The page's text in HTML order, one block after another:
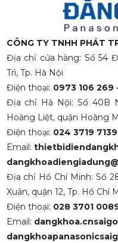
CÔNG TY TNHH PHÁT
Địa chỉ cửa hàng: Số 54
Trì, Tp. Hà Nội
Điện thoại: 0973 106
Địa chỉ Hà Nội: Số 40B
Hoàng Liệt, quận Hoàng
Điện thoại: 024 3719
Email:
Địa chỉ Hồ Chí Minh: Số
Xuân, quận 12, Tp. Hồ Chí
Điện thoại: 028 3701
Email: